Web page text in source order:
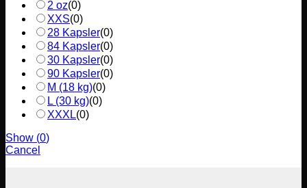
2 oz(0)
XXS(0)
28 Kapsler(0)
84 Kapsler(0)
30 Kapsler(0)
90 Kapsler(0)
M (18 kg)(0)
L (30 kg)(0)
XXXL(0)
Show (0)
Cancel